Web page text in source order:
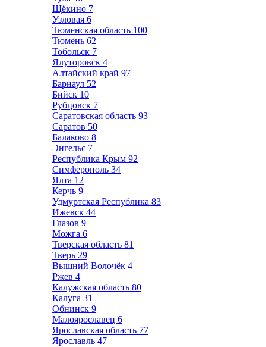
Щёкино 7
Узловая 6
Тюменская область 100
Тюмень 62
Тобольск 7
Ялуторовск 4
Алтайский край 97
Барнаул 52
Бийск 10
Рубцовск 7
Саратовская область 93
Саратов 50
Балаково 8
Энгельс 7
Республика Крым 92
Симферополь 34
Ялта 12
Керчь 9
Удмуртская Республика 83
Ижевск 44
Глазов 9
Можга 6
Тверская область 81
Тверь 29
Вышний Волочёк 4
Ржев 4
Калужская область 80
Калуга 31
Обнинск 9
Малоярославец 6
Ярославская область 77
Ярославль 47